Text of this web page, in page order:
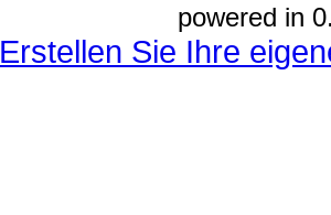
powered in
Erstellen Sie Ihre